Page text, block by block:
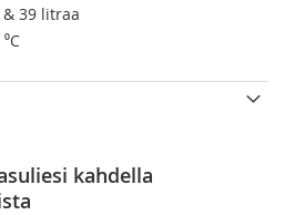
39 litraa
kahdella